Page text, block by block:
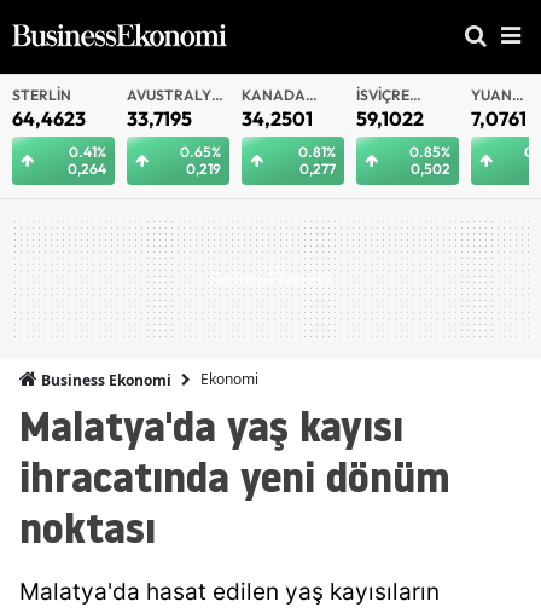
AVUSTRALYA
DOLARI
33,7195
0.65%
0,219
KANADA
DOLARI
34,2501
0.81%
0,277
İSVIÇRE
FRANKI
59,1022
0.85%
0,502
YUAN
OFFSHORE
7,0761
0.29%
0,021
YUAN
Business Ekonomi Ekonomi
Malatya'da yaş kayısı
ihracatında yeni dönüm
noktası
Malatya'da hasat edilen yaş kayısıların